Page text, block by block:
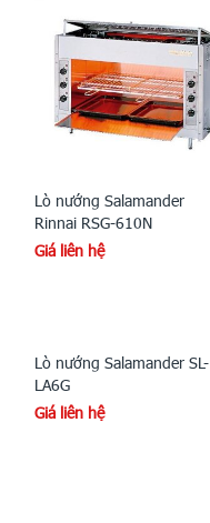
Lò nướng Salamander
Rinnai RSG-610N
Giá liên hệ
Lò nướng Salamander SL-
LA6G
Giá liên hệ